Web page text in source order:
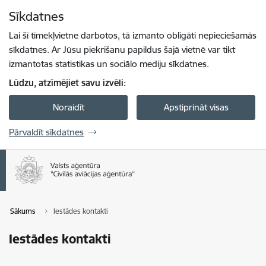
Sīkdatnes
Lai šī tīmekļvietne darbotos, tā izmanto obligāti nepieciešamās
sīkdatnes. Ar Jūsu piekrišanu papildus šajā vietnē var tikt
izmantotas statistikas un sociālo mediju sīkdatnes.
Lūdzu, atzīmējiet savu izvēli:
Noraidīt Apstiprināt visas
Pārvaldīt sīkdatnes
Sākums Iestādes kontakti
Iestādes kontakti